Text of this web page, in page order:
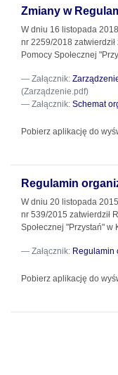
Zmiany w
W dniu 16 listopada
nr 2259/2018
Pomocy Społecznej
Załącznik:
(Zarządzenie.pdf)
Załącznik: Schemat
Pobierz aplikację do
Regulamin
W dniu 20 listopada
nr 539/2015 zatwierdził
Społecznej "Przystań" w
Załącznik: Regulamin
Pobierz aplikację do